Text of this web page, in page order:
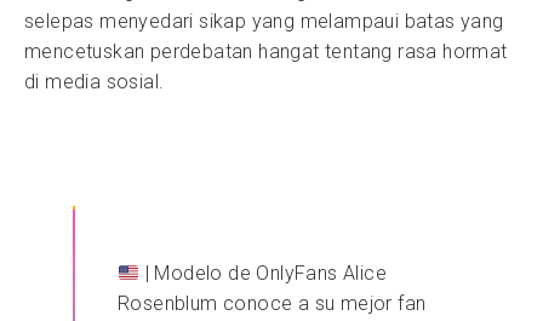
selepas menyedari sikap yang melampaui batas yang
mencetuskan perdebatan hangat tentang rasa hormat
di media sosial.
| Modelo de OnlyFans Alice
Rosenblum conoce a su mejor fan